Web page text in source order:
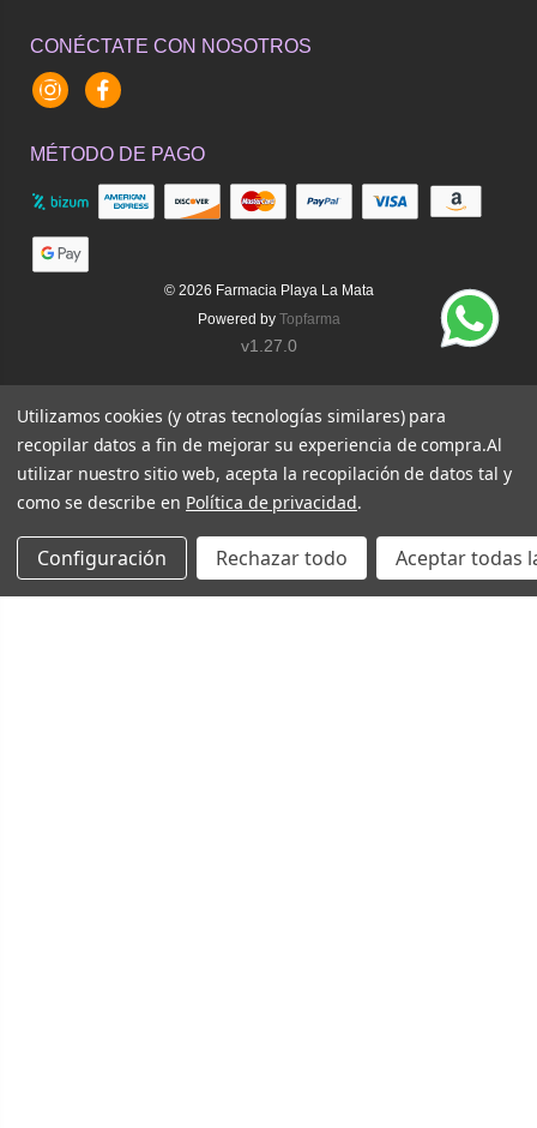
CONÉCTATE CON NOSOTROS
InstagramFacebook
MÉTODO DE PAGO
© 2026 Farmacia Playa La Mata
Powered by Topfarma
v1.27.0
Utilizamos cookies (y otras tecnologías similares) para
recopilar datos a fin de mejorar su experiencia de compra.Al
utilizar nuestro sitio web, acepta la recopilación de datos tal y
como se describe en Política de privacidad.
Configuración Rechazar todo Aceptar todas